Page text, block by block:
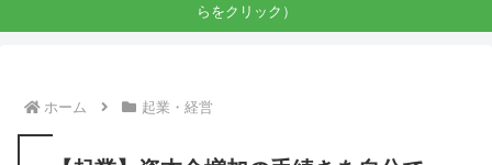
らをクリック）
ホーム 起業・経営